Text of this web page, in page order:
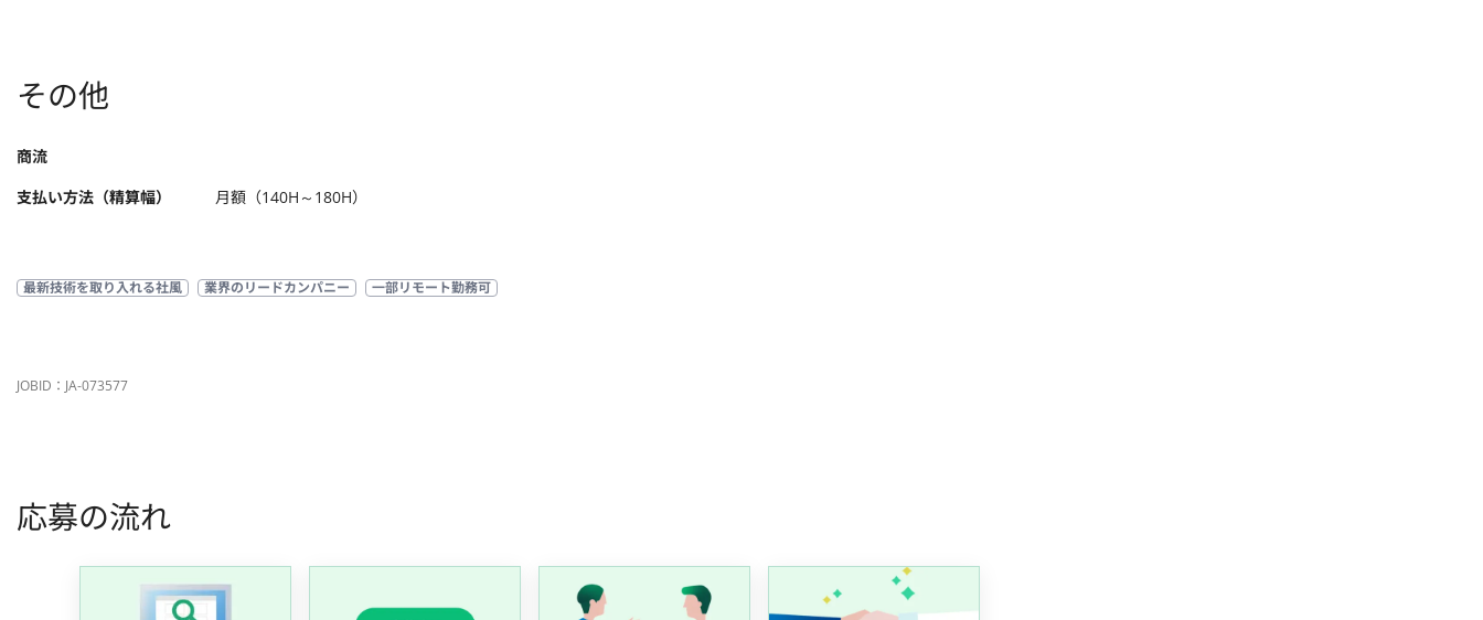
その他
商流
支払い方法（精算幅）
月額（140H～180H）
最新技術を取り入れる社風 業界のリードカンパニー 一部リモート勤務可
JOBID：JA-073577
応募の流れ